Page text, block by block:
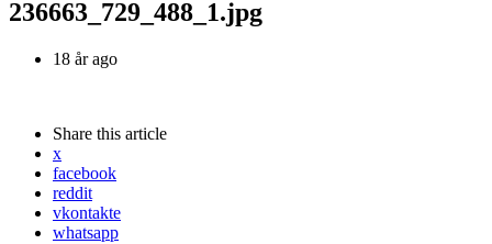
236663_729_488_1.jpg
18 år ago
Share this article
x
facebook
reddit
vkontakte
whatsapp